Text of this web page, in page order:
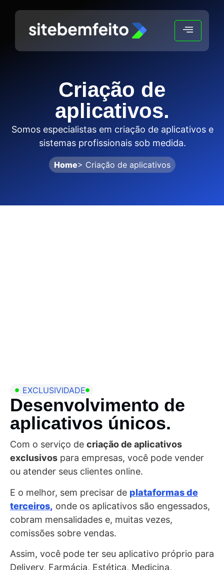
Criação de
aplicativos.
Somos especialistas em criação de aplicativos e
sistemas profissionais sob medida.
Home> Criação de aplicativos
EXCLUSIVIDADE
Desenvolvimento de
aplicativos únicos.
Com o serviço de criação de aplicativos
exclusivos para empresas, você pode vender
ou atender seus clientes online.
E o melhor, sem precisar de plataformas de
terceiros, onde os aplicativos são engessados,
cobram mensalidades e, muitas vezes,
comissões sobre vendas.
Assim, você pode ter seu aplicativo próprio para
Delivery, Farmácia, Estética, Medicina,